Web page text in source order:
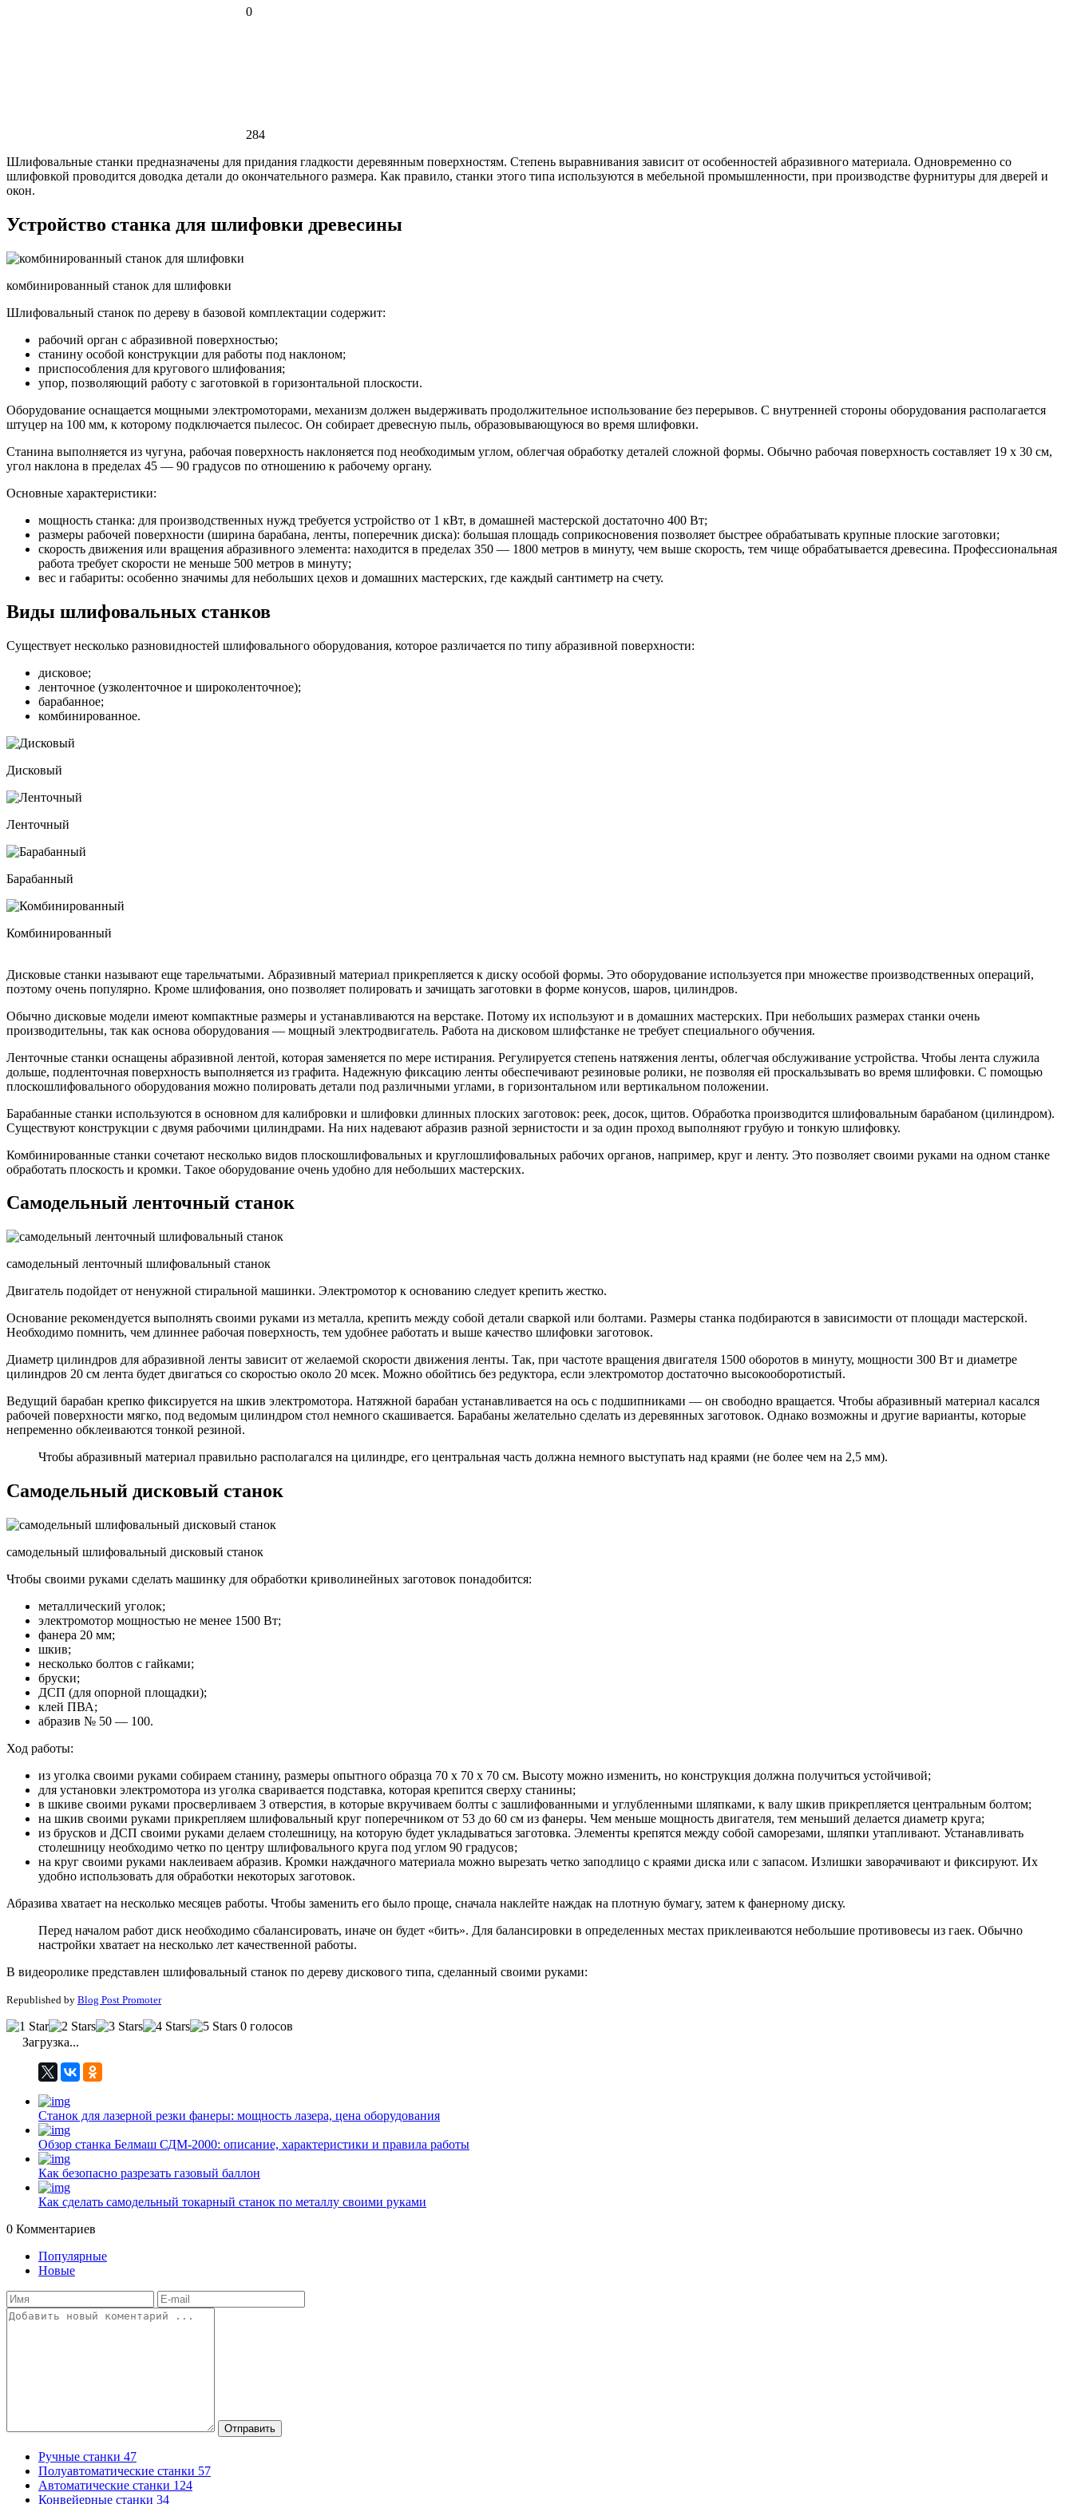
0
284
Шлифовальные станки предназначены для придания гладкости деревянным поверхностям. Степень выравнивания зависит от особенностей абразивного материала. Одновременно со
шлифовкой проводится доводка детали до окончательного размера. Как правило, станки этого типа используются в мебельной промышленности, при производстве фурнитуры для дверей и
окон.
Устройство станка для шлифовки древесины
комбинированный станок для шлифовки
Шлифовальный станок по дереву в базовой комплектации содержит:
рабочий орган с абразивной поверхностью;
станину особой конструкции для работы под наклоном;
приспособления для кругового шлифования;
упор, позволяющий работу с заготовкой в горизонтальной плоскости.
Оборудование оснащается мощными электромоторами, механизм должен выдерживать продолжительное использование без перерывов. С внутренней стороны оборудования располагается
штуцер на 100 мм, к которому подключается пылесос. Он собирает древесную пыль, образовывающуюся во время шлифовки.
Станина выполняется из чугуна, рабочая поверхность наклоняется под необходимым углом, облегчая обработку деталей сложной формы. Обычно рабочая поверхность составляет 19 х 30 см,
угол наклона в пределах 45 — 90 градусов по отношению к рабочему органу.
Основные характеристики:
мощность станка: для производственных нужд требуется устройство от 1 кВт, в домашней мастерской достаточно 400 Вт;
размеры рабочей поверхности (ширина барабана, ленты, поперечник диска): большая площадь соприкосновения позволяет быстрее обрабатывать крупные плоские заготовки;
скорость движения или вращения абразивного элемента: находится в пределах 350 — 1800 метров в минуту, чем выше скорость, тем чище обрабатывается древесина. Профессиональная
работа требует скорости не меньше 500 метров в минуту;
вес и габариты: особенно значимы для небольших цехов и домашних мастерских, где каждый сантиметр на счету.
Виды шлифовальных станков
Существует несколько разновидностей шлифовального оборудования, которое различается по типу абразивной поверхности:
дисковое;
ленточное (узколенточное и широколенточное);
барабанное;
комбинированное.
Дисковый
Ленточный
Барабанный
Комбинированный
Дисковые станки называют еще тарельчатыми. Абразивный материал прикрепляется к диску особой формы. Это оборудование используется при множестве производственных операций,
поэтому очень популярно. Кроме шлифования, оно позволяет полировать и зачищать заготовки в форме конусов, шаров, цилиндров.
Обычно дисковые модели имеют компактные размеры и устанавливаются на верстаке. Потому их используют и в домашних мастерских. При небольших размерах станки очень
производительны, так как основа оборудования — мощный электродвигатель. Работа на дисковом шлифстанке не требует специального обучения.
Ленточные станки оснащены абразивной лентой, которая заменяется по мере истирания. Регулируется степень натяжения ленты, облегчая обслуживание устройства. Чтобы лента служила
дольше, подленточная поверхность выполняется из графита. Надежную фиксацию ленты обеспечивают резиновые ролики, не позволяя ей проскальзывать во время шлифовки. С помощью
плоскошлифовального оборудования можно полировать детали под различными углами, в горизонтальном или вертикальном положении.
Барабанные станки используются в основном для калибровки и шлифовки длинных плоских заготовок: реек, досок, щитов. Обработка производится шлифовальным барабаном (цилиндром).
Существуют конструкции с двумя рабочими цилиндрами. На них надевают абразив разной зернистости и за один проход выполняют грубую и тонкую шлифовку.
Комбинированные станки сочетают несколько видов плоскошлифовальных и круглошлифовальных рабочих органов, например, круг и ленту. Это позволяет своими руками на одном станке
обработать плоскость и кромки. Такое оборудование очень удобно для небольших мастерских.
Самодельный ленточный станок
самодельный ленточный шлифовальный станок
Двигатель подойдет от ненужной стиральной машинки. Электромотор к основанию следует крепить жестко.
Основание рекомендуется выполнять своими руками из металла, крепить между собой детали сваркой или болтами. Размеры станка подбираются в зависимости от площади мастерской.
Необходимо помнить, чем длиннее рабочая поверхность, тем удобнее работать и выше качество шлифовки заготовок.
Диаметр цилиндров для абразивной ленты зависит от желаемой скорости движения ленты. Так, при частоте вращения двигателя 1500 оборотов в минуту, мощности 300 Вт и диаметре
цилиндров 20 см лента будет двигаться со скоростью около 20 мсек. Можно обойтись без редуктора, если электромотор достаточно высокооборотистый.
Ведущий барабан крепко фиксируется на шкив электромотора. Натяжной барабан устанавливается на ось с подшипниками — он свободно вращается. Чтобы абразивный материал касался
рабочей поверхности мягко, под ведомым цилиндром стол немного скашивается. Барабаны желательно сделать из деревянных заготовок. Однако возможны и другие варианты, которые
непременно обклеиваются тонкой резиной.
Чтобы абразивный материал правильно располагался на цилиндре, его центральная часть должна немного выступать над краями (не более чем на 2,5 мм).
Самодельный дисковый станок
самодельный шлифовальный дисковый станок
Чтобы своими руками сделать машинку для обработки криволинейных заготовок понадобится:
металлический уголок;
электромотор мощностью не менее 1500 Вт;
фанера 20 мм;
шкив;
несколько болтов с гайками;
бруски;
ДСП (для опорной площадки);
клей ПВА;
абразив № 50 — 100.
Ход работы:
из уголка своими руками собираем станину, размеры опытного образца 70 х 70 х 70 см. Высоту можно изменить, но конструкция должна получиться устойчивой;
для установки электромотора из уголка сваривается подставка, которая крепится сверху станины;
в шкиве своими руками просверливаем 3 отверстия, в которые вкручиваем болты с зашлифованными и углубленными шляпками, к валу шкив прикрепляется центральным болтом;
на шкив своими руками прикрепляем шлифовальный круг поперечником от 53 до 60 см из фанеры. Чем меньше мощность двигателя, тем меньший делается диаметр круга;
из брусков и ДСП своими руками делаем столешницу, на которую будет укладываться заготовка. Элементы крепятся между собой саморезами, шляпки утапливают. Устанавливать
столешницу необходимо четко по центру шлифовального круга под углом 90 градусов;
на круг своими руками наклеиваем абразив. Кромки наждачного материала можно вырезать четко заподлицо с краями диска или с запасом. Излишки заворачивают и фиксируют. Их
удобно использовать для обработки некоторых заготовок.
Абразива хватает на несколько месяцев работы. Чтобы заменить его было проще, сначала наклейте наждак на плотную бумагу, затем к фанерному диску.
Перед началом работ диск необходимо сбалансировать, иначе он будет «бить». Для балансировки в определенных местах приклеиваются небольшие противовесы из гаек. Обычно
настройки хватает на несколько лет качественной работы.
В видеоролике представлен шлифовальный станок по дереву дискового типа, сделанный своими руками:
Republished by Blog Post Promoter
0 голосов
Загрузка...
Станок для лазерной резки фанеры: мощность лазера, цена оборудования
Обзор станка Белмаш СДМ-2000: описание, характеристики и правила работы
Как безопасно разрезать газовый баллон
Как сделать самодельный токарный станок по металлу своими руками
0 Комментариев
Популярные
Новые
Отправить
Ручные станки 47
Полуавтоматические станки 57
Автоматические станки 124
Конвейерные станки 34